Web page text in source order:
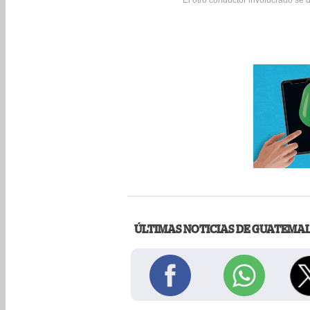
ÚLTIMAS NOTICIAS DE